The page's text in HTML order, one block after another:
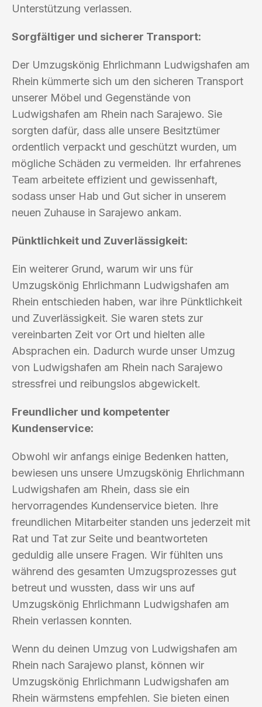
Unterstützung verlassen.
Sorgfältiger und sicherer Transport:
Der Umzugskönig Ehrlichmann Ludwigshafen am
Rhein kümmerte sich um den sicheren Transport
unserer Möbel und Gegenstände von
Ludwigshafen am Rhein nach Sarajewo. Sie
sorgten dafür, dass alle unsere Besitztümer
ordentlich verpackt und geschützt wurden, um
mögliche Schäden zu vermeiden. Ihr erfahrenes
Team arbeitete effizient und gewissenhaft,
sodass unser Hab und Gut sicher in unserem
neuen Zuhause in Sarajewo ankam.
Pünktlichkeit und Zuverlässigkeit:
Ein weiterer Grund, warum wir uns für
Umzugskönig Ehrlichmann Ludwigshafen am
Rhein entschieden haben, war ihre Pünktlichkeit
und Zuverlässigkeit. Sie waren stets zur
vereinbarten Zeit vor Ort und hielten alle
Absprachen ein. Dadurch wurde unser Umzug
von Ludwigshafen am Rhein nach Sarajewo
stressfrei und reibungslos abgewickelt.
Freundlicher und kompetenter
Kundenservice:
Obwohl wir anfangs einige Bedenken hatten,
bewiesen uns unsere Umzugskönig Ehrlichmann
Ludwigshafen am Rhein, dass sie ein
hervorragendes Kundenservice bieten. Ihre
freundlichen Mitarbeiter standen uns jederzeit mit
Rat und Tat zur Seite und beantworteten
geduldig alle unsere Fragen. Wir fühlten uns
während des gesamten Umzugsprozesses gut
betreut und wussten, dass wir uns auf
Umzugskönig Ehrlichmann Ludwigshafen am
Rhein verlassen konnten.
Wenn du deinen Umzug von Ludwigshafen am
Rhein nach Sarajewo planst, können wir
Umzugskönig Ehrlichmann Ludwigshafen am
Rhein wärmstens empfehlen. Sie bieten einen